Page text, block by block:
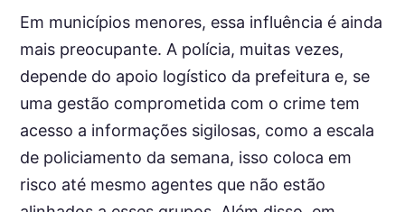
Em municípios menores, essa influência é ainda
mais preocupante. A polícia, muitas vezes,
depende do apoio logístico da prefeitura e, se
uma gestão comprometida com o crime tem
acesso a informações sigilosas, como a escala
de policiamento da semana, isso coloca em
risco até mesmo agentes que não estão